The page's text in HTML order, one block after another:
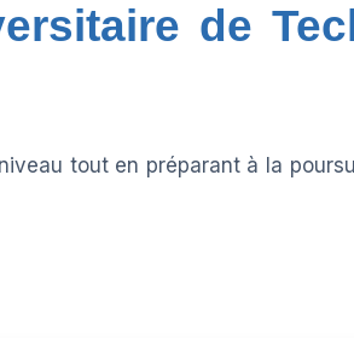
de
tout en préparant à la